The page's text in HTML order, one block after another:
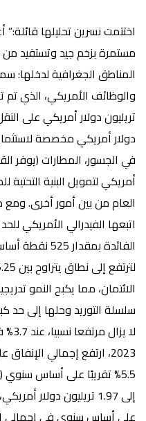
اختتمت نسرين تحليلها قائلة:”
مستمرة بزخم جيد وتستفيد
المناطق الجغرافية لدخلها:
دولار أمريكي مخصصة
أمريكي لتمويل البنية التحتية
العام من بين أمور أخرى. ومع
اتبعها الفيدرالي الأمريكي
الائتمان، مما يكبح النمو
سلسلة التوريد وحلها إلى حد
لا
2023، ارتفع إجمالي
5.5% تقريبًا على أساس
على أساس سنوي في إجمالي